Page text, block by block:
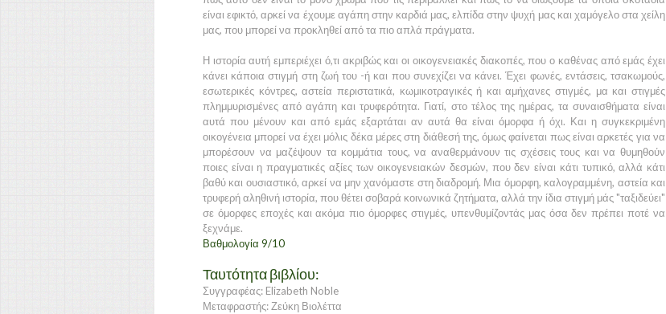
είναι εφικτό, αρκεί να έχουμε αγάπη στην καρδιά μας, ελπίδα στην ψυχή μας και χαμόγελο στα χείλη
μας, που μπορεί να προκληθεί από τα πιο απλά πράγματα.
Η ιστορία αυτή εμπεριέχει ό,τι ακριβώς και οι οικογενειακές διακοπές, που ο καθένας από εμάς έχει
κάνει κάποια στιγμή στη ζωή του -ή και που συνεχίζει να κάνει. Έχει φωνές, εντάσεις, τσακωμούς,
εσωτερικές κόντρες, αστεία περιστατικά, κωμικοτραγικές ή και αμήχανες στιγμές, μα και στιγμές
πλημμυρισμένες από αγάπη και τρυφερότητα. Γιατί, στο τέλος της ημέρας, τα συναισθήματα είναι
αυτά που μένουν και από εμάς εξαρτάται αν αυτά θα είναι όμορφα ή όχι. Και η συγκεκριμένη
οικογένεια μπορεί να έχει μόλις δέκα μέρες στη διάθεσή της, όμως φαίνεται πως είναι αρκετές για να
μπορέσουν να μαζέψουν τα κομμάτια τους, να αναθερμάνουν τις σχέσεις τους και να θυμηθούν
ποιες είναι η πραγματικές αξίες των οικογενειακών δεσμών, που δεν είναι κάτι τυπικό, αλλά κάτι
βαθύ και ουσιαστικό, αρκεί να μην χανόμαστε στη διαδρομή. Μια όμορφη, καλογραμμένη, αστεία και
τρυφερή αληθινή ιστορία, που θέτει σοβαρά κοινωνικά ζητήματα, αλλά την ίδια στιγμή μάς "ταξιδεύει"
σε όμορφες εποχές και ακόμα πιο όμορφες στιγμές, υπενθυμίζοντάς μας όσα δεν πρέπει ποτέ να
ξεχνάμε.
Βαθμολογία 9/10
Ταυτότητα βιβλίου:
Συγγραφέας: Elizabeth Noble
Μεταφραστής: Ζεύκη Βιολέττα